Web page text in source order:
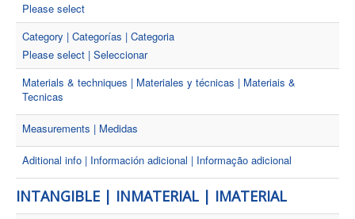
Please select
Category | Categorías | Categoria
Please select | Seleccionar
Materials & techniques | Materiales y técnicas | Materiais &
Tecnicas
Measurements | Medidas
Aditional info | Información adicional | Informação adicional
INTANGIBLE | INMATERIAL | IMATERIAL